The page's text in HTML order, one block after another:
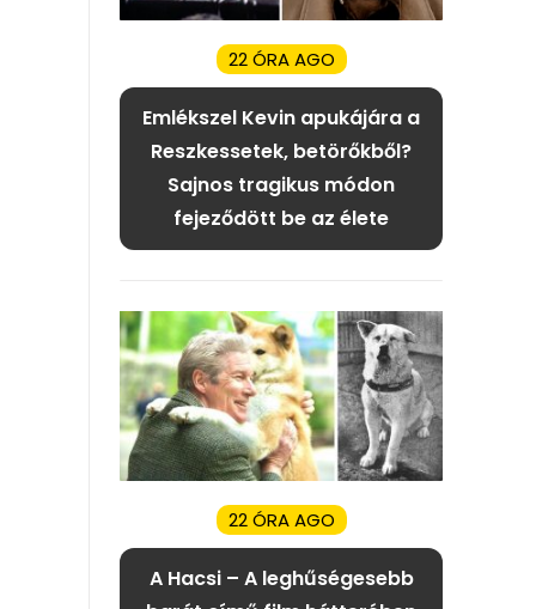
22 ÓRA AGO
Emlékszel Kevin apukájára a
Reszkessetek, betörőkből?
Sajnos tragikus módon
fejeződött be az élete
22 ÓRA AGO
A Hacsi – A leghűségesebb